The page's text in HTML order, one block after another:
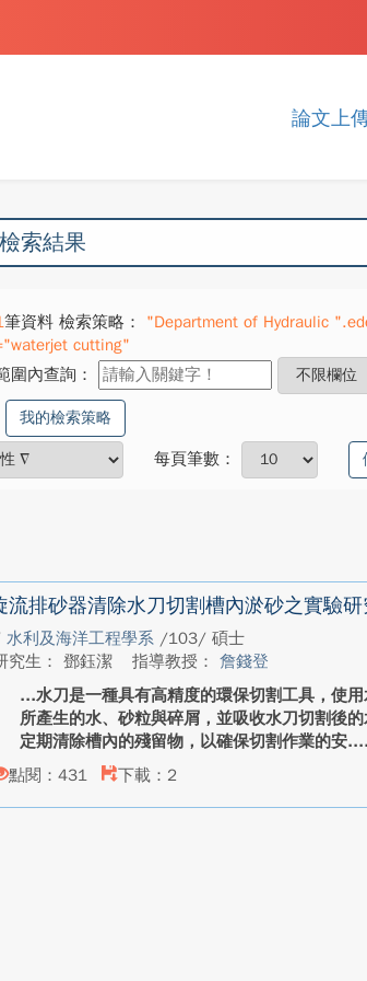
論文上
索結果
筆資料 檢索策略：
"Department of Hydraulic
cutting"
圍內查詢：
我的檢索策略
每頁筆數：
流排砂器清除水刀切割槽內淤砂之實驗研
水利及海洋工程學系 /103/ 碩士
究生： 鄧鈺潔
指導教授： 詹錢登
水刀是一種具有高精度的環保切割工具，使
所產生的水、砂粒與碎屑，並吸收水刀切割後
定期清除槽內的殘留物，以確保切割作業的安...
點閱：431
下載：2